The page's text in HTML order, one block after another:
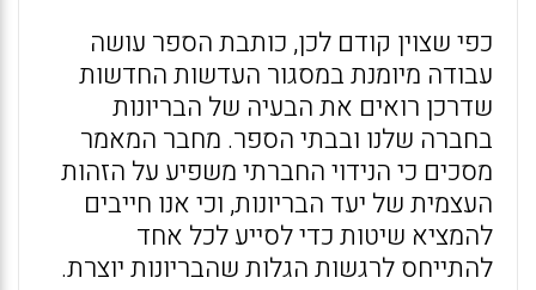
כפי שצוין קודם לכן, כותבת הספר עושה
עבודה מיומנת במסגור העדשות החדשות
שדרכן רואים את הבעיה של הבריונות
בחברה שלנו ובבתי הספר. מחבר המאמר
מסכים כי הנידוי החברתי משפיע על הזהות
העצמית של יעד הבריונות, וכי אנו חייבים
להמציא שיטות כדי לסייע לכל אחד
להתייחס לרגשות הגלות שהבריונות יוצרת.